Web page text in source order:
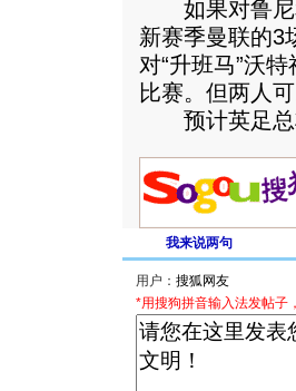
如果对鲁尼
新赛季曼联的3
对“升班马”沃
比赛。但两人
预计英足总
我来说两句
用户：
*用搜狗拼音输入法发帖子